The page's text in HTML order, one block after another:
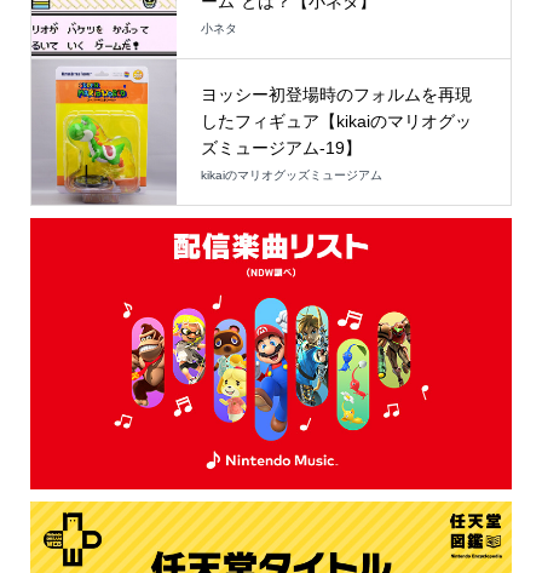
小ネタ
ヨッシー初登場時のフォルムを再現
したフィギュア【kikaiのマリオグッ
ズミュージアム-19】
kikaiのマリオグッズミュージアム